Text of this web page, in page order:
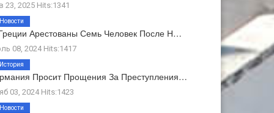
23, 2025 Hits:1341
Арестованы Семь Человек После Н…
08, 2024 Hits:1417
Новости
Просит Прощения За Преступления…
03, 2024 Hits:1423
История
Новости